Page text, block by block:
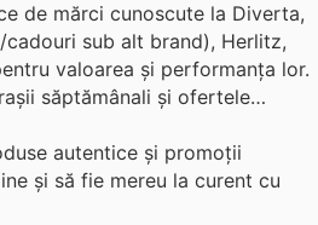
de mărci cunoscute la Diverta,
sub alt brand), Herlitz,
valoarea și performanța lor.
săptămânali și ofertele
autentice și promoții
și să fie mereu la curent cu